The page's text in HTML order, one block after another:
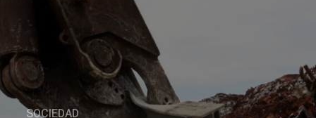
SOCIEDAD